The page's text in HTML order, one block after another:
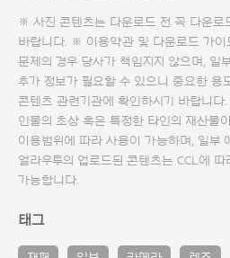
※ 사진 콘텐츠는 다운로드 전 꼭 다운로
바랍니다. ※ 이용약관 및 다운로드 가이
문제의 경우 당사가 책임지지 않으며, 일
추가 정보가 필요할 수 있으니 중요한 용
콘텐츠 관련기관에 확인하시기 바랍니
인물의 초상 혹은 특정한 타인의 재산물
이용범위에 따라 사용이 가능하며, 일부
얼라우투의 업로드된 콘텐츠는 CCL에 따
가능합니다.
태그